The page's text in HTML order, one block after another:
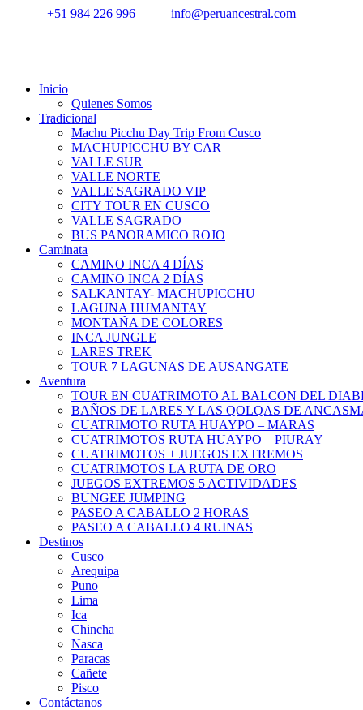
+51 984 226 996 info@peruancestral.com
Inicio
Quienes Somos
Tradicional
Machu Picchu Day Trip From Cusco
MACHUPICCHU BY CAR
VALLE SUR
VALLE NORTE
VALLE SAGRADO VIP
CITY TOUR EN CUSCO
VALLE SAGRADO
BUS PANORAMICO ROJO
Caminata
CAMINO INCA 4 DÍAS
CAMINO INCA 2 DÍAS
SALKANTAY- MACHUPICCHU
LAGUNA HUMANTAY
MONTAÑA DE COLORES
INCA JUNGLE
LARES TREK
TOUR 7 LAGUNAS DE AUSANGATE
Aventura
TOUR EN CUATRIMOTO AL BALCON DEL
BAÑOS DE LARES Y LAS QOLQAS DE
CUATRIMOTO RUTA HUAYPO – MARAS
CUATRIMOTOS RUTA HUAYPO – PIURAY
CUATRIMOTOS + JUEGOS EXTREMOS
CUATRIMOTOS LA RUTA DE ORO
JUEGOS EXTREMOS 5 ACTIVIDADES
BUNGEE JUMPING
PASEO A CABALLO 2 HORAS
PASEO A CABALLO 4 RUINAS
Destinos
Cusco
Arequipa
Puno
Lima
Ica
Chincha
Nasca
Paracas
Cañete
Pisco
Contáctanos